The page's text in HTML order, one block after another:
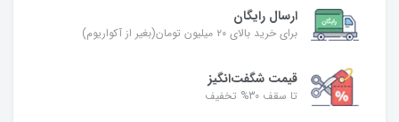
ارسال رایگان
برای خرید بالای ۲۰ میلیون تومان(بغیر از آکواریوم)
قیمت شگفت‌انگیز
تا سقف 30% تخفیف